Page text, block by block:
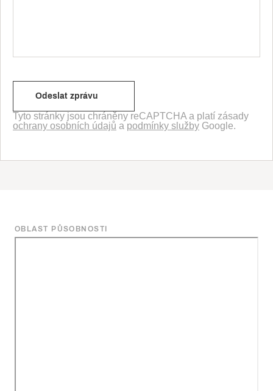
Tyto stránky jsou chráněny reCAPTCHA a platí zásady
ochrany osobních údajů a podmínky služby Google.
OBLAST PŮSOBNOSTI